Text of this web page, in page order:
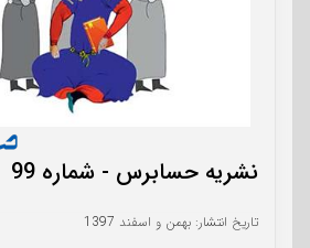
نشریه حسابرس - شماره 99
تاریخ انتشار: بهمن و اسفند 1397